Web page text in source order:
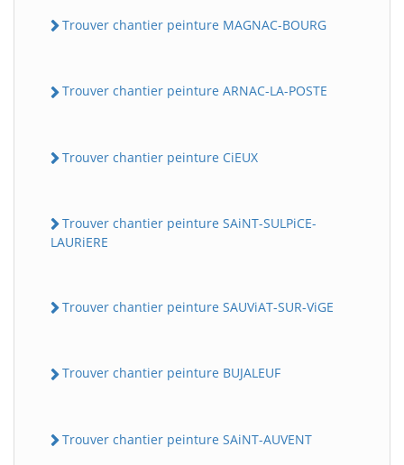
Trouver chantier peinture MAGNAC-BOURG
Trouver chantier peinture ARNAC-LA-POSTE
Trouver chantier peinture CiEUX
Trouver chantier peinture SAiNT-SULPiCE-
LAURiERE
Trouver chantier peinture SAUViAT-SUR-ViGE
Trouver chantier peinture BUJALEUF
Trouver chantier peinture SAiNT-AUVENT